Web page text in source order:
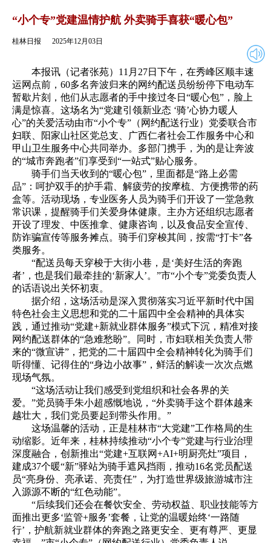
2025年12月03日
“小个专”党建温情护航 外卖骑手喜获“暖心包”
桂林日报 2025年12月03日
本报讯（记者张苑）11月27日下午，在秀峰区顺丰速
运网点前，60多名奔波归来的网约配送员纷纷停下电动车
暂歇片刻，他们从志愿者的手中接过冬日“暖心包”，脸上
满是惊喜。这场名为“党建引领新业态 ‘骑’心协力暖人
心”的关爱活动由市“小个专”（网约配送行业）党委联合市
妇联、阳家山社区党总支、广西仁者社会工作服务中心和
甲山卫生服务中心共同举办。多部门携手，为的是让奔波
的“城市奔跑者”们享受到“一站式”贴心服务。
骑手们当天收到的“暖心包”，里面都是“路上必需
品”：呵护双手的护手霜、解疲劳的按摩梳、方便携带的药
盒等。活动现场，专业医务人员为骑手们开设了一堂急救
常识课，提醒骑手们关爱身体健康。主办方还组织志愿者
开设了理发、中医推拿、健康咨询，以及食品安全宣传、
防诈骗宣传等服务摊点。骑手们穿梭其间，按需“打卡”各
类服务。
“配送员每天穿梭于大街小巷，是‘美好生活的奔跑
者’，也是我们最牵挂的‘新家人’。”市“小个专”党委负责人
的话语说出关怀初衷。
据介绍，这场活动是深入贯彻落实习近平新时代中国
特色社会主义思想和党的二十届四中全会精神的具体实
践，通过推动“党建+新就业群体服务”模式下沉，精准对接
网约配送群体的“急难愁盼”。同时，市妇联相关负责人带
来的“微宣讲”，把党的二十届四中全会精神转化为骑手们
听得懂、记得住的“身边小故事”，鲜活的解读一次次点燃
现场气氛。
“这场活动让我们感受到党组织和社会各界的关
爱。”党员骑手朱小超感慨地说，“外卖骑手这个群体越来
越壮大，我们党员要起到带头作用。”
这场温馨的活动，正是桂林市“大党建”工作格局的生
动缩影。近年来，桂林持续推动“小个专”党建与行业治理
深度融合，创新推出“党建+互联网+AI+明厨亮灶”项目，
建成37个暖“新”驿站为骑手遮风挡雨，推动16名党员配送
员“亮身份、亮承诺、亮责任”，为打造世界级旅游城市注
入源源不断的“红色动能”。
“后续我们还会在餐饮安全、劳动权益、职业技能等方
面推出更多‘监管+服务’套餐，让党的温暖始终‘一路随
行’，护航新就业群体的奔跑之路更安全、更有尊严、更显